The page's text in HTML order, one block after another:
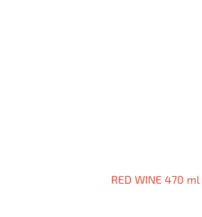
RED WINE 470 ml